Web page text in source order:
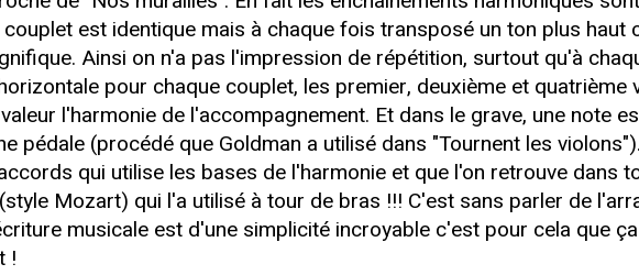
est identique mais à chaque fois transposé un ton plus haut
Ainsi on n'a pas l'impression de répétition, surtout qu'à
pour chaque couplet, les premier, deuxième et quatrième
l'harmonie de l'accompagnement. Et dans le grave, une note
pédale (procédé que Goldman a utilisé dans "Tournent les
qui utilise les bases de l'harmonie et que l'on retrouve dans
Mozart) qui l'a utilisé à tour de bras !!! C'est sans parler de
musicale est d'une simplicité incroyable c'est pour cela que
!